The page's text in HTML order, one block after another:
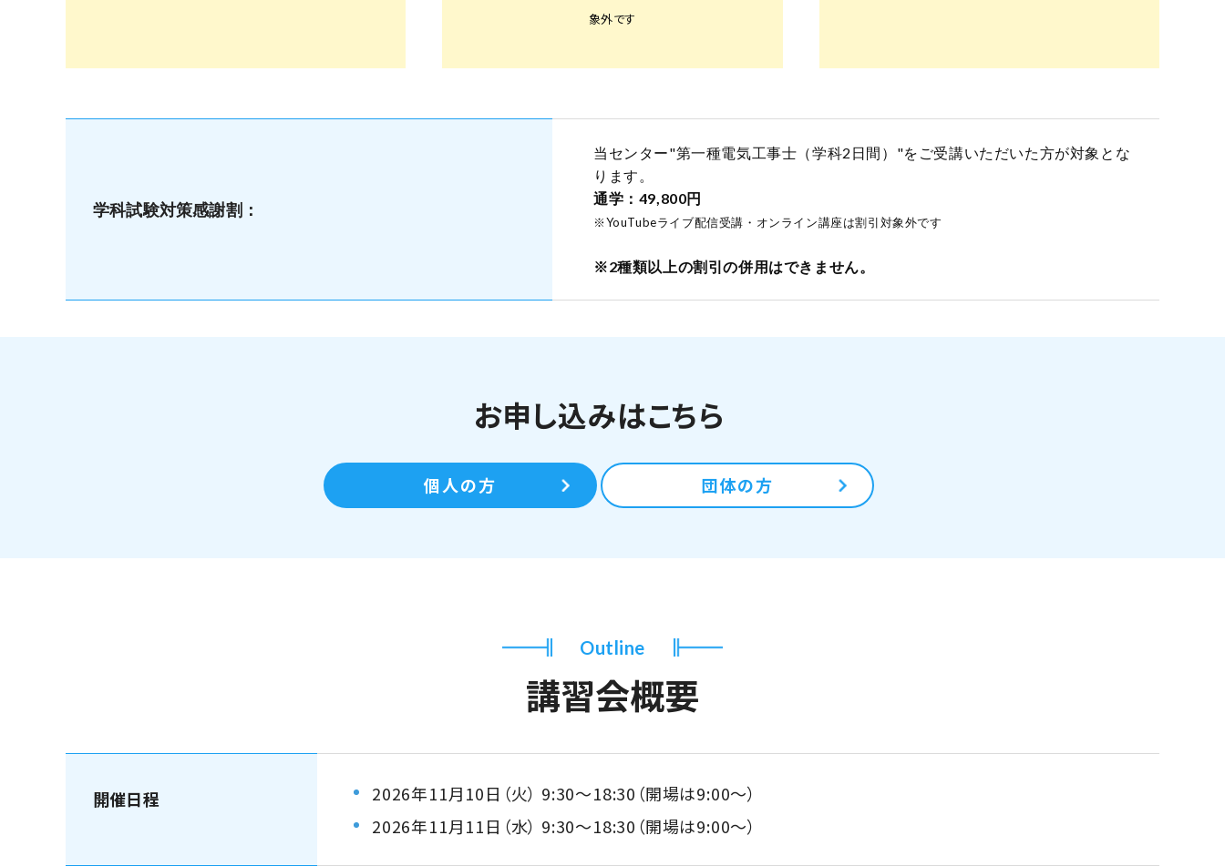
象外です
学科試験対策感謝割：
当センター"第一種電気工事士（学科2日間）"をご受講いただいた方が対象とな
ります。
通学：49,800円
※YouTubeライブ配信受講・オンライン講座は割引対象外です
※2種類以上の割引の併用はできません。
お申し込みはこちら
個人の方 団体の方
Outline
講習会概要
開催日程 2026年11月10日（火） 9:30～18:30（開場は9:00～）
2026年11月11日（水） 9:30～18:30（開場は9:00～）